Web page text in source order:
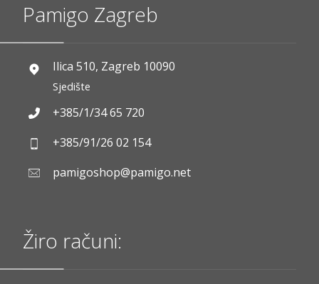
Pamigo Zagreb
Ilica 510, Zagreb 10090
Sjedište
+385/1/34 65 720
+385/91/26 02 154
pamigoshop@pamigo.net
Žiro računi: